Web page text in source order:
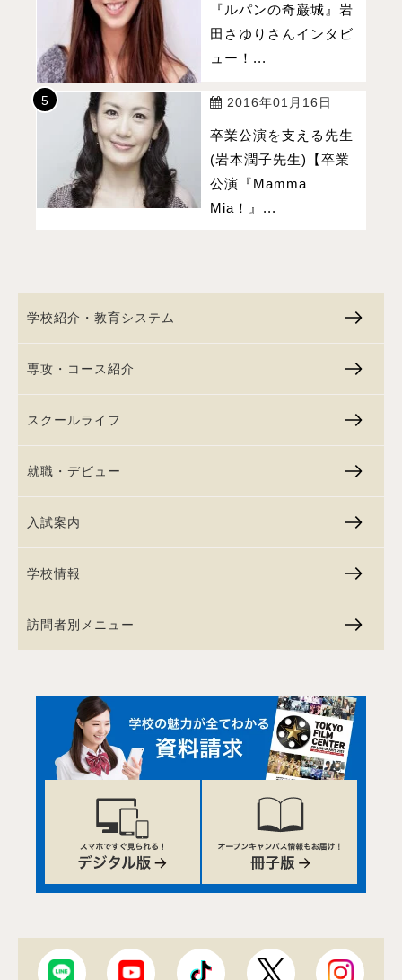
『ルパンの奇巌城』岩
田さゆりさんインタビ
ュー！...
2016年01月16日
卒業公演を支える先生
(岩本潤子先生)【卒業
公演『Mamma
Mia！』...
学校紹介・教育システム
専攻・コース紹介
スクールライフ
就職・デビュー
入試案内
学校情報
訪問者別メニュー